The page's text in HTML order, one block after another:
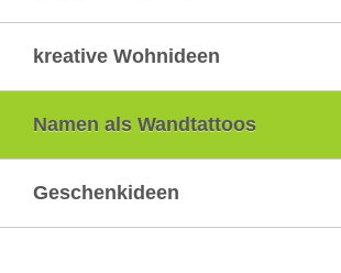
kreative Wohnideen
Namen als Wandtattoos
Geschenkideen